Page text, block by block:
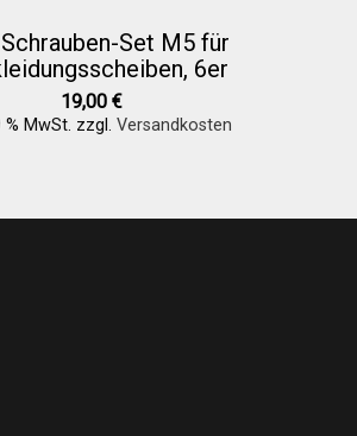
Set M5 für
6er
19,00 €
% MwSt. zzgl. Versandkosten